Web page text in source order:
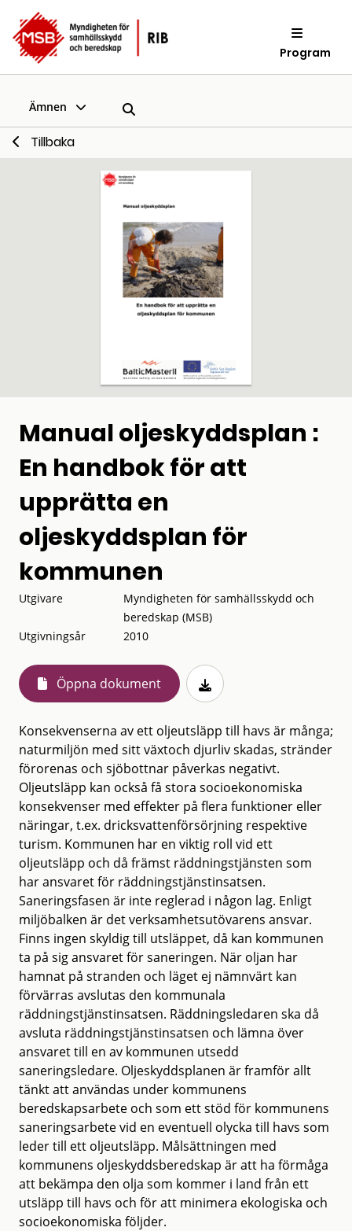
Program
Ämnen
Tillbaka
Manual oljeskyddsplan :
En handbok för att
upprätta en
oljeskyddsplan för
kommunen
Utgivare
Myndigheten för samhällsskydd och
beredskap (MSB)
Utgivningsår
2010
Öppna dokument
Konsekvenserna av ett oljeutsläpp till havs är många;
naturmiljön med sitt växtoch djurliv skadas, stränder
förorenas och sjöbottnar påverkas negativt.
Oljeutsläpp kan också få stora socioekonomiska
konsekvenser med effekter på flera funktioner eller
näringar, t.ex. dricksvattenförsörjning respektive
turism. Kommunen har en viktig roll vid ett
oljeutsläpp och då främst räddningstjänsten som
har ansvaret för räddningstjänstinsatsen.
Saneringsfasen är inte reglerad i någon lag. Enligt
miljöbalken är det verksamhetsutövarens ansvar.
Finns ingen skyldig till utsläppet, då kan kommunen
ta på sig ansvaret för saneringen. När oljan har
hamnat på stranden och läget ej nämnvärt kan
förvärras avslutas den kommunala
räddningstjänstinsatsen. Räddningsledaren ska då
avsluta räddningstjänstinsatsen och lämna över
ansvaret till en av kommunen utsedd
saneringsledare. Oljeskyddsplanen är framför allt
tänkt att användas under kommunens
beredskapsarbete och som ett stöd för kommunens
saneringsarbete vid en eventuell olycka till havs som
leder till ett oljeutsläpp. Målsättningen med
kommunens oljeskyddsberedskap är att ha förmåga
att bekämpa den olja som kommer i land från ett
utsläpp till havs och för att minimera ekologiska och
socioekonomiska följder.